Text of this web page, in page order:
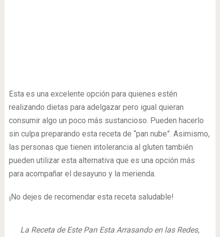
Esta es una excelente opción para quienes estén
realizando dietas para adelgazar pero igual quieran
consumir algo un poco más sustancioso. Pueden hacerlo
sin culpa preparando esta receta de “pan nube”. Asimismo,
las personas que tienen intolerancia al gluten también
pueden utilizar esta alternativa que es una opción más
para acompañar el desayuno y la merienda.
¡No dejes de recomendar esta receta saludable!
La Receta de Este Pan Esta Arrasando en las Redes,